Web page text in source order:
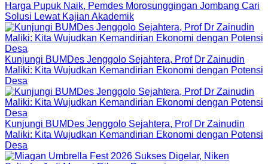
Harga Pupuk Naik, Pemdes Morosunggingan Jombang Cari
Solusi Lewat Kajian Akademik
Kunjungi BUMDes Jenggolo Sejahtera, Prof Dr Zainudin
Maliki: Kita Wujudkan Kemandirian Ekonomi dengan Potensi
Desa
Kunjungi BUMDes Jenggolo Sejahtera, Prof Dr Zainudin
Maliki: Kita Wujudkan Kemandirian Ekonomi dengan Potensi
Desa